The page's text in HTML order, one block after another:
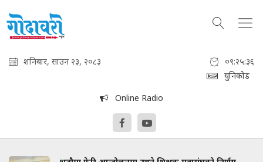
शनिबार, साउन २३, २०८३
०९:२५:३७
युनिकोड
Online Radio